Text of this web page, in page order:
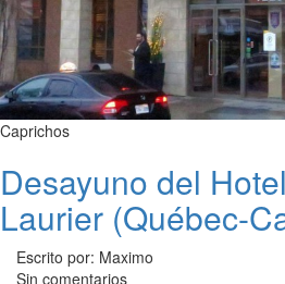
Caprichos
Desayuno del
Laurier (Québec-
Escrito por: Maximo
Sin comentarios